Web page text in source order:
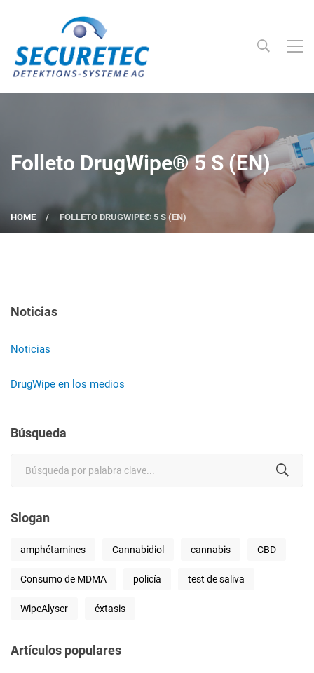
Folleto DrugWipe® 5 S (EN)
HOME FOLLETO DRUGWIPE® 5 S (EN)
Noticias
Noticias
DrugWipe en los medios
Búsqueda
Slogan
amphétamines Cannabidiol cannabis CBD
Consumo de MDMA policía test de saliva
WipeAlyser éxtasis
Artículos populares